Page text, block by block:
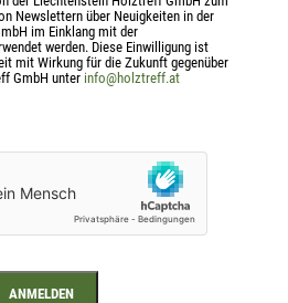
Festigkeitsklassen auf Anfrage)
(helle Leimfuge)
Newslettern über Neuigkeiten in der
im Einklang mit der
werden. Diese Einwilligung ist
mit Wirkung für die Zukunft gegenüber
GmbH unter info@holztreff.at